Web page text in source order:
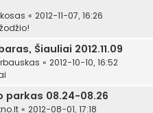
« 2012-11-07, 16:26
Šiauliai 2012.11.09
« 2012-10-10, 16:52
parkas 08.24-08.26
« 2012-08-01, 17:18